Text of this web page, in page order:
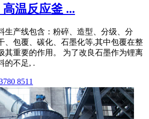
温反应釜 ...
生产线包含：粉碎、造型、分级、分
、包覆、碳化、石墨化等,其中包覆在整
其重要的作用。 为了改良石墨作为锂离
的不足, .
8511